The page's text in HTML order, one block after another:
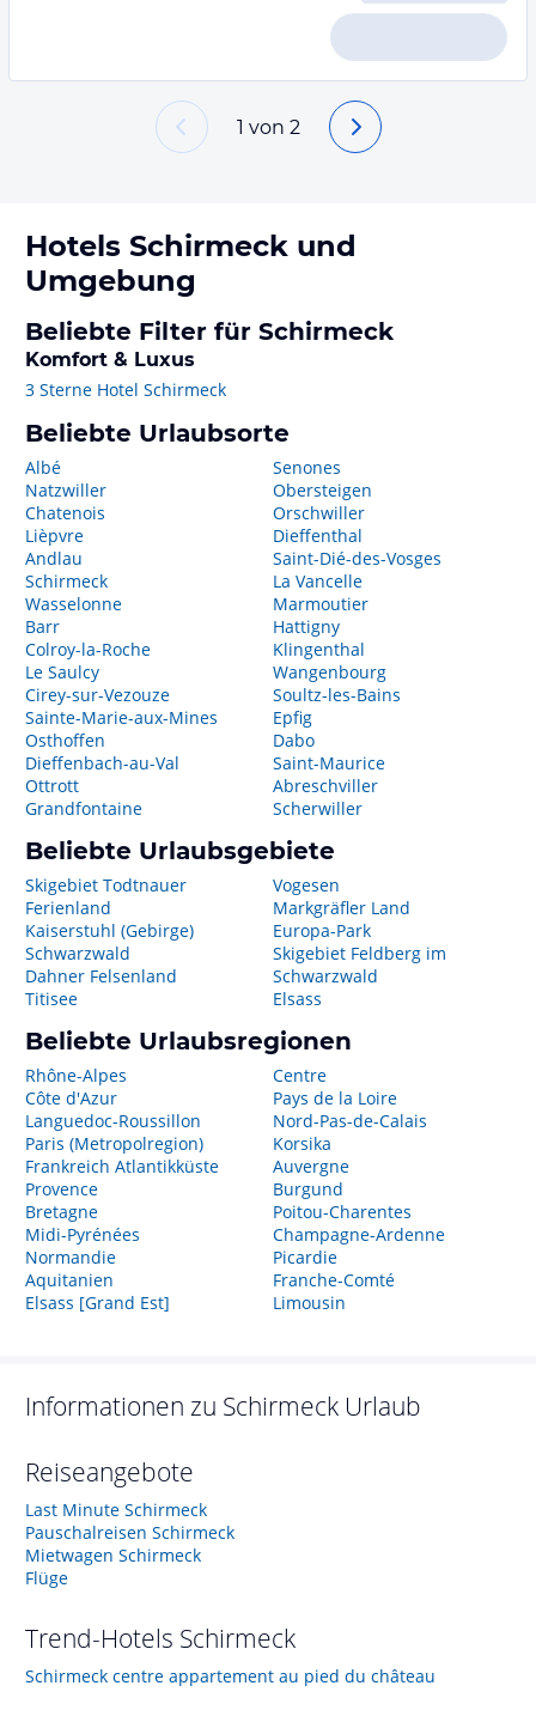
1 von 2
Hotels Schirmeck und
Umgebung
Beliebte Filter für Schirmeck
Komfort & Luxus
3 Sterne Hotel Schirmeck
Beliebte Urlaubsorte
Albé
Natzwiller
Chatenois
Lièpvre
Andlau
Schirmeck
Wasselonne
Barr
Colroy-la-Roche
Le Saulcy
Cirey-sur-Vezouze
Sainte-Marie-aux-Mines
Osthoffen
Dieffenbach-au-Val
Ottrott
Grandfontaine
Senones
Obersteigen
Orschwiller
Dieffenthal
Saint-Dié-des-Vosges
La Vancelle
Marmoutier
Hattigny
Klingenthal
Wangenbourg
Soultz-les-Bains
Epfig
Dabo
Saint-Maurice
Abreschviller
Scherwiller
Beliebte Urlaubsgebiete
Skigebiet Todtnauer
Ferienland
Kaiserstuhl (Gebirge)
Schwarzwald
Dahner Felsenland
Titisee
Vogesen
Markgräfler Land
Europa-Park
Skigebiet Feldberg im
Schwarzwald
Elsass
Beliebte Urlaubsregionen
Rhône-Alpes
Côte d'Azur
Languedoc-Roussillon
Paris (Metropolregion)
Frankreich Atlantikküste
Provence
Bretagne
Midi-Pyrénées
Normandie
Aquitanien
Elsass [Grand Est]
Centre
Pays de la Loire
Nord-Pas-de-Calais
Korsika
Auvergne
Burgund
Poitou-Charentes
Champagne-Ardenne
Picardie
Franche-Comté
Limousin
Informationen zu Schirmeck Urlaub
Reiseangebote
Last Minute Schirmeck
Pauschalreisen Schirmeck
Mietwagen Schirmeck
Flüge
Trend-Hotels Schirmeck
Schirmeck centre appartement au pied du château